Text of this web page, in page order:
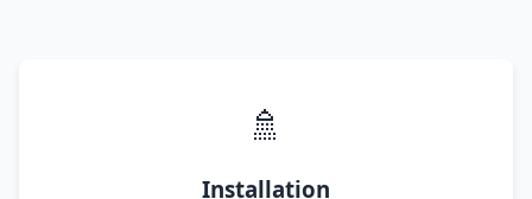
🚿
Installation